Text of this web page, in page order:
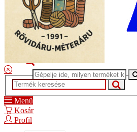
Adatvédelmi tájékoztató
ÁSZF
Szállítási információk
Menü
Kosár
Profil